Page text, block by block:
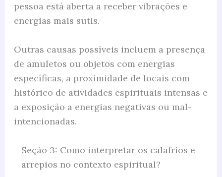
pessoa está aberta a receber vibrações e
energias mais sutis.
Outras causas possíveis incluem a presença
de amuletos ou objetos com energias
específicas, a proximidade de locais com
histórico de atividades espirituais intensas e
a exposição a energias negativas ou mal-
intencionadas.
Seção 3: Como interpretar os calafrios e
arrepios no contexto espiritual?